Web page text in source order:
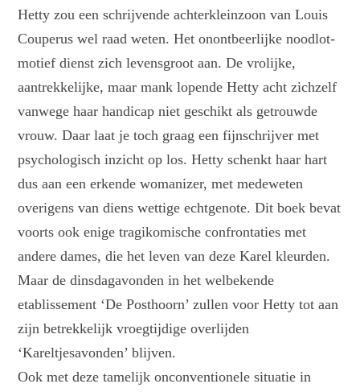
Hetty zou een schrijvende achterkleinzoon van Louis
Couperus wel raad weten. Het onontbeerlijke noodlot-
motief dienst zich levensgroot aan. De vrolijke,
aantrekkelijke, maar mank lopende Hetty acht zichzelf
vanwege haar handicap niet geschikt als getrouwde
vrouw. Daar laat je toch graag een fijnschrijver met
psychologisch inzicht op los. Hetty schenkt haar hart
dus aan een erkende womanizer, met medeweten
overigens van diens wettige echtgenote. Dit boek bevat
voorts ook enige tragikomische confrontaties met
andere dames, die het leven van deze Karel kleurden.
Maar de dinsdagavonden in het welbekende
etablissement ‘De Posthoorn’ zullen voor Hetty tot aan
zijn betrekkelijk vroegtijdige overlijden
‘Kareltjesavonden’ blijven.
Ook met deze tamelijk onconventionele situatie in